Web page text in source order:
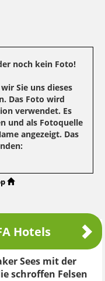
noch kein Foto!
Sie uns dieses
Das Foto wird
verwendet. Es
und als Fotoquelle
angezeigt. Das
Hotels
Sees mit der
schroffen Felsen